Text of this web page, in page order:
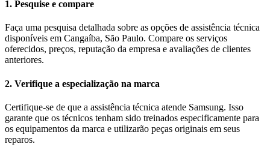
1. Pesquise e compare
Faça uma pesquisa detalhada sobre as opções de assistência técnica
disponíveis em Cangaíba, São Paulo. Compare os serviços
oferecidos, preços, reputação da empresa e avaliações de clientes
anteriores.
2. Verifique a especialização na marca
Certifique-se de que a assistência técnica atende Samsung. Isso
garante que os técnicos tenham sido treinados especificamente para
os equipamentos da marca e utilizarão peças originais em seus
reparos.